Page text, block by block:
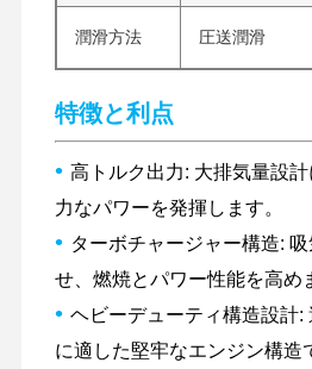
家へ 製品 VR
潤滑方法 圧送潤滑
特徴と利点
• 高トルク出力: 大排気量設
力なパワーを発揮します。
• ターボチャージャー構造:
せ、燃焼とパワー性能を高め
• ヘビーデューティ構造設計:
に適した堅牢なエンジン構造